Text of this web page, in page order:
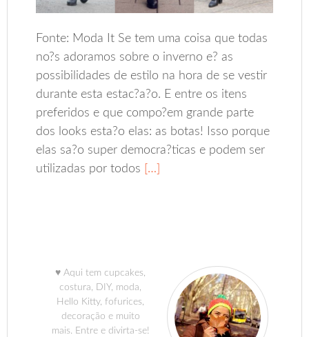
Fonte: Moda It Se tem uma coisa que todas
no?s adoramos sobre o inverno e? as
possibilidades de estilo na hora de se vestir
durante esta estac?a?o. E entre os itens
preferidos e que compo?em grande parte
dos looks esta?o elas: as botas! Isso porque
elas sa?o super democra?ticas e podem ser
utilizadas por todos […]
♥ Aqui tem cupcakes,
costura, DIY, moda,
Hello Kitty, fofurices,
decoração e muito
mais. Entre e divirta-se!